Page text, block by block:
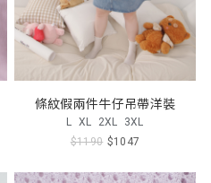
條紋假兩件牛仔吊帶洋裝
L XL 2XL 3XL
$1190 $1047